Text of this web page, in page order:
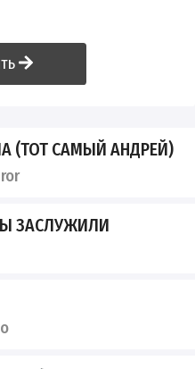
(ТОТ САМЫЙ АНДРЕЙ)
ЗАСЛУЖИЛИ